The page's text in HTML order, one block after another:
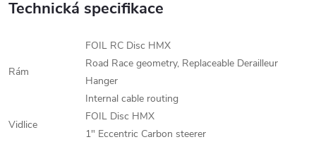
Technická specifikace
Rám
FOIL RC Disc HMX
Road Race geometry, Replaceable Derailleur
Hanger
Internal cable routing
Vidlice
FOIL Disc HMX
1" Eccentric Carbon steerer